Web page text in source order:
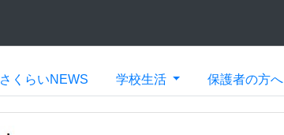
さくらいNEWS 学校生活 保護者の方へ